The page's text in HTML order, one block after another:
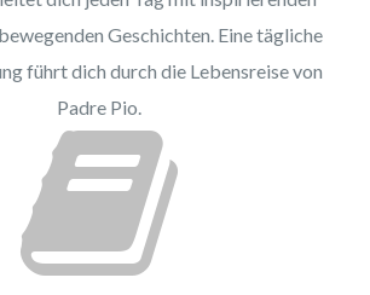
Geschichten. Eine tägliche
führt dich durch die Lebensreise von
Padre Pio.